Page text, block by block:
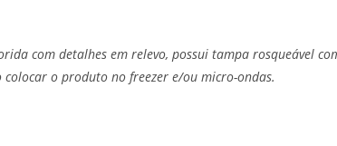
com detalhes em relevo, possui tampa rosqueável
o produto no freezer e/ou micro-ondas.